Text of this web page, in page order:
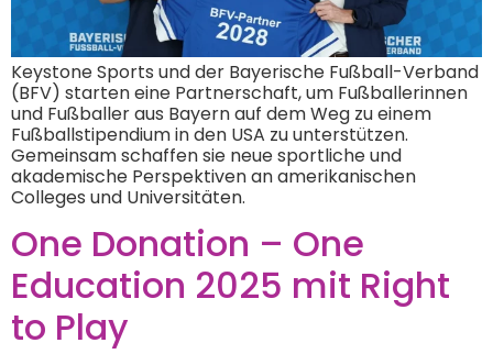
Keystone Sports und der Bayerische Fußball-Verband
(BFV) starten eine Partnerschaft, um Fußballerinnen
und Fußballer aus Bayern auf dem Weg zu einem
Fußballstipendium in den USA zu unterstützen.
Gemeinsam schaffen sie neue sportliche und
akademische Perspektiven an amerikanischen
Colleges und Universitäten.
One Donation – One
Education 2025 mit Right
to Play